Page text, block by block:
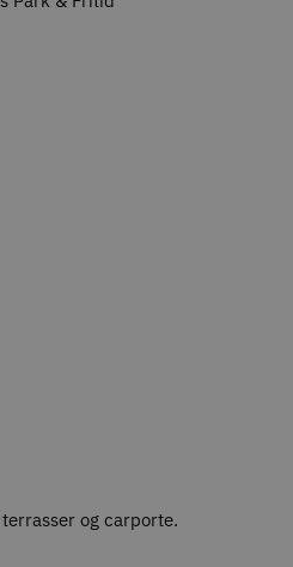
og carporte.